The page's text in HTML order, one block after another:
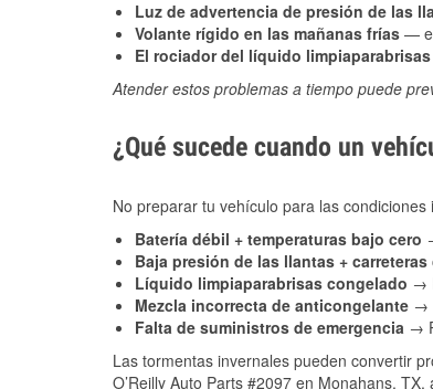
Luz de advertencia de presión de las
Volante rígido en las mañanas frías —
El rociador del líquido
Atender estos problemas a tiempo puede
¿Qué sucede cuando un
No preparar tu vehículo para las
Batería débil + temperaturas bajo cero
Baja presión de las llantas +
Líquido limpiaparabrisas congelado →
Mezcla incorrecta de anticongelante →
Falta de suministros de emergencia →
Las tormentas invernales pueden convertir
O’Reilly Auto Parts #2097 en Monahans,